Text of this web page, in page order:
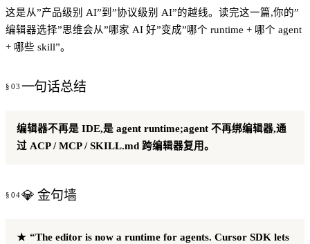
这是从”产品级别 AI”到”协议级别 AI”的越线。读完这一篇,你的”
编辑器选择”思维会从”哪家 AI 好”变成”哪个 runtime + 哪个 agent
+ 哪些 skill”。
一句话总结
编辑器不再是 IDE,是 agent runtime;agent 不再绑编辑器,通
过 ACP / MCP / SKILL.md 跨编辑器复用。
💎 金句墙
★ “The editor is now a runtime for agents. Cursor SDK lets